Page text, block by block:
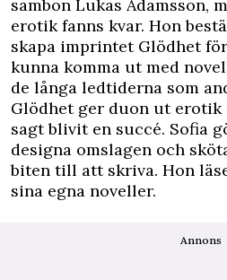
sambon Lukas Adamsson,
erotik fanns kvar. Hon
skapa imprintet Glödhet
kunna komma ut med
de långa ledtiderna som
Glödhet ger duon ut erotik
sagt blivit en succé. Sofia
designa omslagen och
biten till att skriva. Hon
sina egna noveller.
Annons